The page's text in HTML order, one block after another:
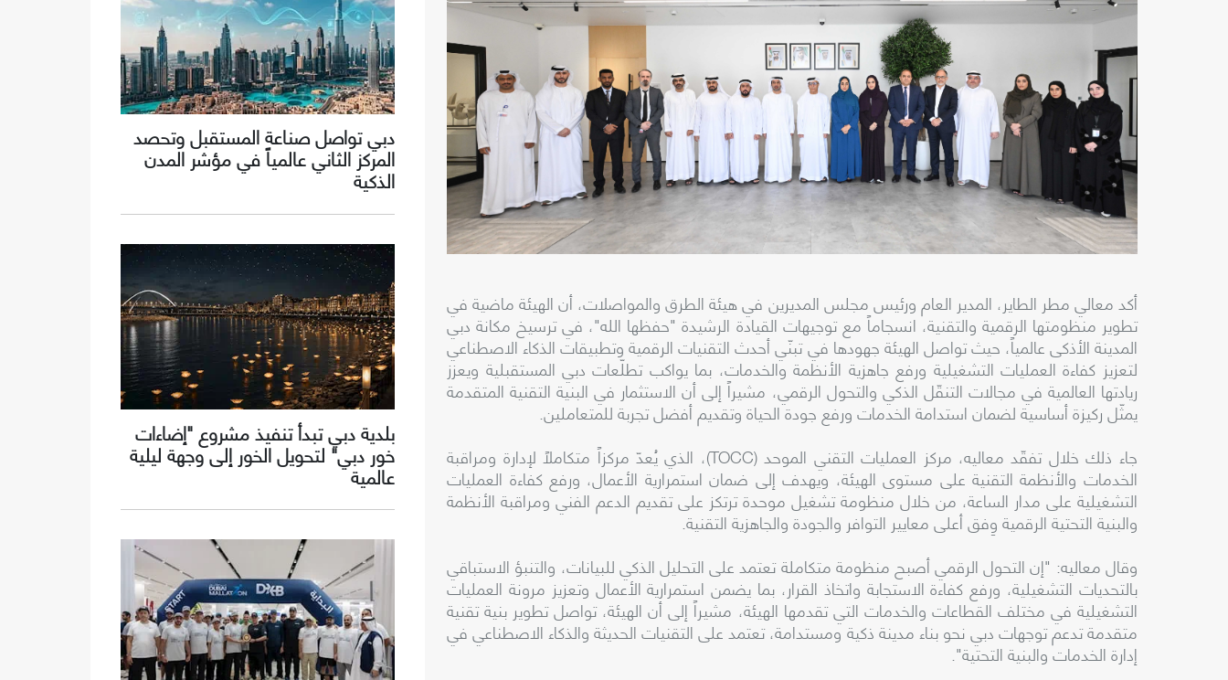
أكد معالي مطر الطاير، المدير العام ورئيس مجلس المديرين في هيئة الطرق والمواصلات، أن الهيئة ماضية في
تطوير منظومتها الرقمية والتقنية، انسجاماً مع توجيهات القيادة الرشيدة "حفظها الله"، في ترسيخ مكانة دبي
المدينة الأذكى عالمياً، حيث تواصل الهيئة جهودها في تبنّي أحدث التقنيات الرقمية وتطبيقات الذكاء الاصطناعي
لتعزيز كفاءة العمليات التشغيلية ورفع جاهزية الأنظمة والخدمات، بما يواكب تطلّعات دبي المستقبلية ويعزز
ريادتها العالمية في مجالات التنقّل الذكي والتحول الرقمي، مشيراً إلى أن الاستثمار في البنية التقنية المتقدمة
يمثّل ركيزة أساسية لضمان استدامة الخدمات ورفع جودة الحياة وتقديم أفضل تجربة للمتعاملين.
جاء ذلك خلال تفقّد معاليه، مركز العمليات التقني الموحد (TOCC)، الذي يُعدّ مركزاً متكاملاً لإدارة ومراقبة
الخدمات والأنظمة التقنية على مستوى الهيئة، ويهدف إلى ضمان استمرارية الأعمال، ورفع كفاءة العمليات
التشغيلية على مدار الساعة، من خلال منظومة تشغيل موحدة ترتكز على تقديم الدعم الفني ومراقبة الأنظمة
والبنية التحتية الرقمية وِفق أعلى معايير التوافر والجودة والجاهزية التقنية.
وقال معاليه: "إن التحول الرقمي أصبح منظومة متكاملة تعتمد على التحليل الذكي للبيانات، والتنبؤ الاستباقي
بالتحديات التشغيلية، ورفع كفاءة الاستجابة واتخاذ القرار، بما يضمن استمرارية الأعمال وتعزيز مرونة العمليات
التشغيلية في مختلف القطاعات والخدمات التي تقدمها الهيئة، مشيراً إلى أن الهيئة، تواصل تطوير بنية تقنية
متقدمة تدعم توجهات دبي نحو بناء مدينة ذكية ومستدامة، تعتمد على التقنيات الحديثة والذكاء الاصطناعي في
إدارة الخدمات والبنية التحتية".
دبي تواصل صناعة المستقبل وتحصد
المركز الثاني عالمياً في مؤشر المدن
الذكية
بلدية دبي تبدأ تنفيذ مشروع "إضاءات
خور دبي" لتحويل الخور إلى وجهة ليلية
عالمية